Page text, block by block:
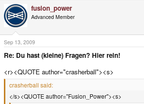
fusion_power
Advanced Member
Sep 13, 2009
Re: Du hast (kleine) Fragen? Hier rein!
<r><QUOTE author="crasherball"><s>
crasherball said:
</s><QUOTE author="Fusion_Power"><s>